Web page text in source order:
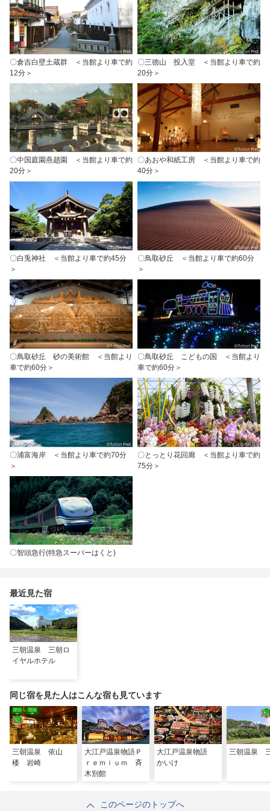
〇倉吉白壁土蔵群 ＜当館より車で約
12分＞
〇三徳山 投入堂 ＜当館より車で約
20分＞
〇中国庭園燕趙園 ＜当館より車で約
20分＞
〇あおや和紙工房 ＜当館より車で約
40分＞
〇白兎神社 ＜当館より車で約45分
＞
〇鳥取砂丘 ＜当館より車で約60分
＞
〇鳥取砂丘 砂の美術館 ＜当館より
車で約60分＞
〇鳥取砂丘 こどもの国 ＜当館より
車で約60分＞
〇浦富海岸 ＜当館より車で約70分
＞
〇とっとり花回廊 ＜当館より車で約
75分＞
〇智頭急行(特急スーパーはくと)
最近見た宿
三朝温泉 三朝ロ
イヤルホテル
同じ宿を見た人はこんな宿も見ています
三朝温泉 依山
楼 岩崎
大江戸温泉物語Ｐ
ｒｅｍｉｕｍ 斉
木別館
大江戸温泉物語
かいけ
三朝温泉
このページのトップへ